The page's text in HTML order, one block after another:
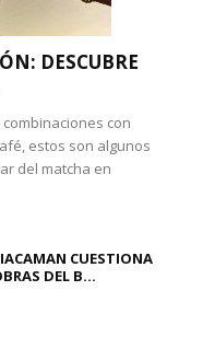
DESCUBRE
con
estos son algunos
del matcha en
CUESTIONA
DEL B...